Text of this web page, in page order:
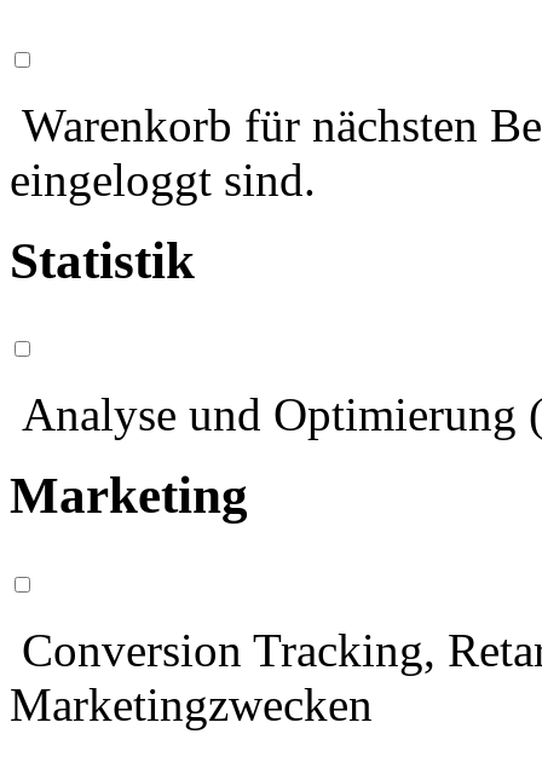
Warenkorb für nächsten
eingeloggt sind.
Statistik
Analyse und Optimierung
Marketing
Conversion Tracking,
Marketingzwecken